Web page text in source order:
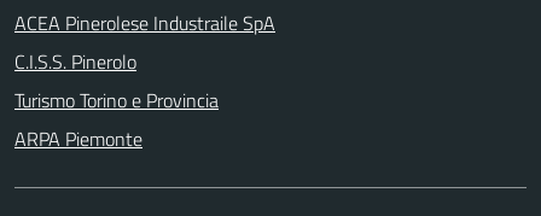
ACEA Pinerolese Industraile SpA
C.I.S.S. Pinerolo
Turismo Torino e Provincia
ARPA Piemonte